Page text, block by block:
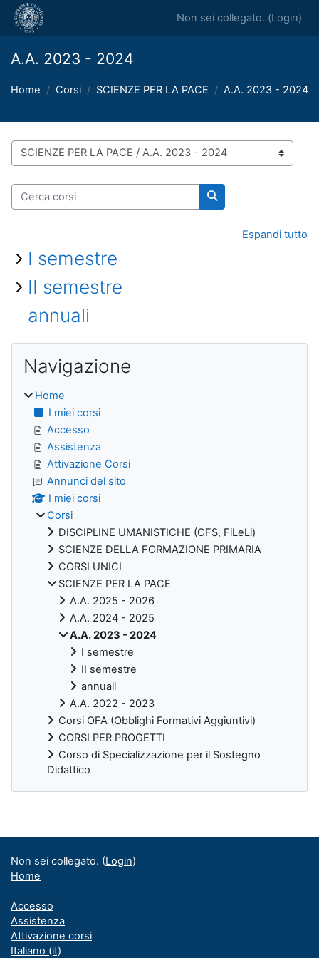
Vai al contenuto principale
Non sei collegato. (Login)
A.A. 2023 - 2024
Home Corsi SCIENZE PER LA PACE A.A. 2023 - 2024
Categorie di corso
Cerca corsi
Cerca corsi
Espandi tutto
I semestre
II semestre
annuali
Blocchi
Navigazione
Home
I miei corsi
Accesso
Assistenza
Attivazione Corsi
Annunci del sito
I miei corsi
Corsi
DISCIPLINE UMANISTICHE (CFS, FiLeLi)
SCIENZE DELLA FORMAZIONE PRIMARIA
CORSI UNICI
SCIENZE PER LA PACE
A.A. 2025 - 2026
A.A. 2024 - 2025
A.A. 2023 - 2024
I semestre
II semestre
annuali
A.A. 2022 - 2023
Corsi OFA (Obblighi Formativi Aggiuntivi)
CORSI PER PROGETTI
Corso di Specializzazione per il Sostegno
Didattico
Non sei collegato. (Login)
Home
Accesso
Assistenza
Attivazione corsi
Italiano ‎(it)‎